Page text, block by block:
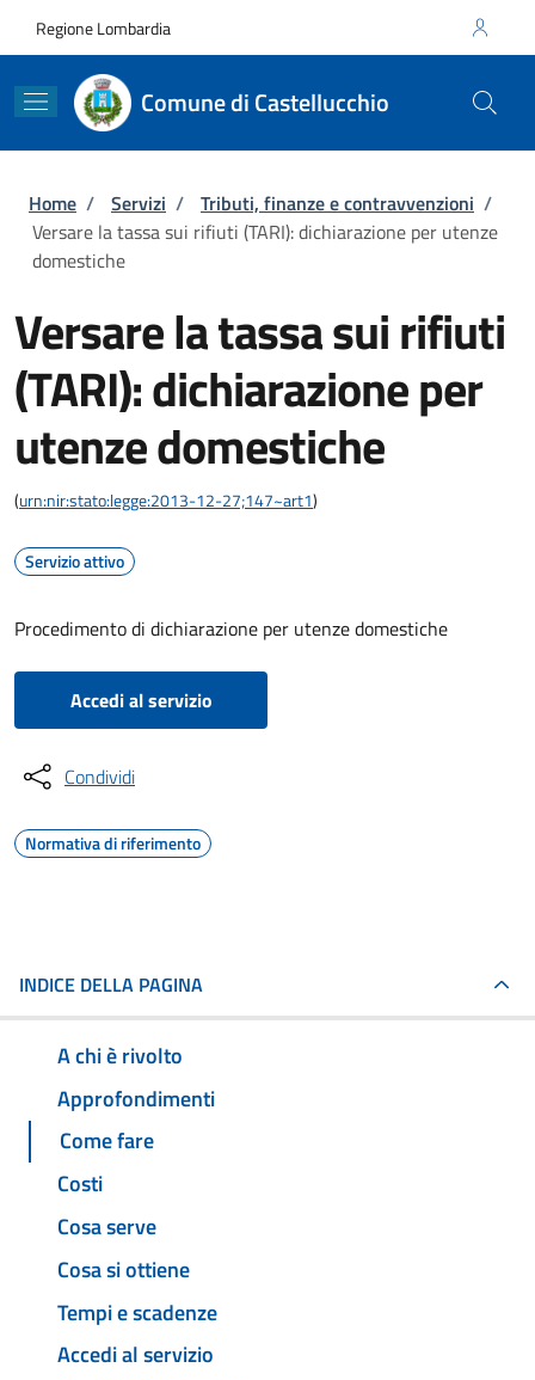
Regione Lombardia
Comune di Castellucchio
Briciole di pane
Home / Servizi / Tributi, finanze e contravvenzioni /
Versare la tassa sui rifiuti (TARI): dichiarazione per utenze
domestiche
Versare la tassa sui rifiuti
(TARI): dichiarazione per
utenze domestiche
(urn:nir:stato:legge:2013-12-27;147~art1)
Servizio attivo
Procedimento di dichiarazione per utenze domestiche
Accedi al servizio
Condividi
Normativa di riferimento
INDICE DELLA PAGINA
A chi è rivolto
Approfondimenti
Come fare
Costi
Cosa serve
Cosa si ottiene
Tempi e scadenze
Accedi al servizio